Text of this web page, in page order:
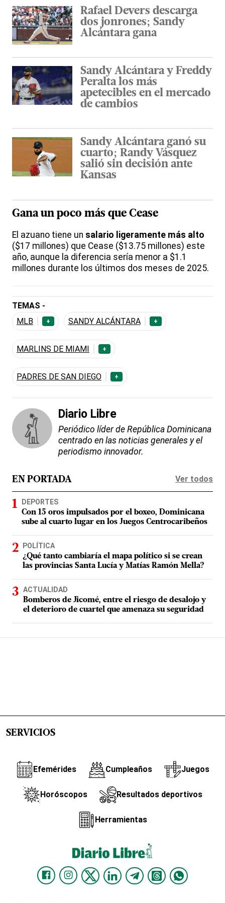
Rafael Devers descarga
dos jonrones; Sandy
Alcántara gana
Sandy Alcántara y Freddy
Peralta los más
apetecibles en el mercado
de cambios
Sandy Alcántara ganó su
cuarto; Randy Vásquez
salió sin decisión ante
Kansas
Gana un poco más que Cease
El azuano tiene un salario ligeramente más alto
($17 millones) que Cease ($13.75 millones) este
año, aunque la diferencia sería menor a $1.1
millones durante los últimos dos meses de 2025.
TEMAS -
MLB
+ SANDY ALCÁNTARA +
MARLINS DE MIAMI +
PADRES DE SAN DIEGO +
Diario Libre
Periódico líder de República Dominicana
centrado en las noticias generales y el
periodismo innovador.
EN PORTADA Ver todos
DEPORTES
Con 15 oros impulsados por el boxeo, Dominicana
sube al cuarto lugar en los Juegos Centrocaribeños
POLÍTICA
¿Qué tanto cambiaría el mapa político si se crean
las provincias Santa Lucía y Matías Ramón Mella?
ACTUALIDAD
Bomberos de Jicomé, entre el riesgo de desalojo y
el deterioro de cuartel que amenaza su seguridad
SERVICIOS
Efemérides Cumpleaños Juegos
Horóscopos Resultados deportivos
Herramientas